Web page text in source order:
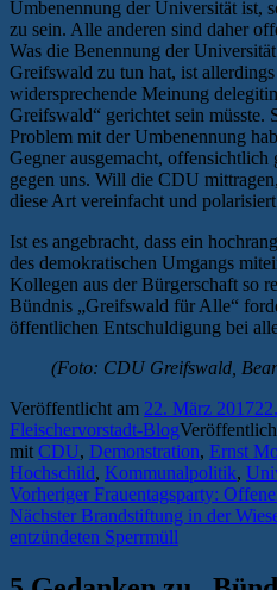
Umbenennung der Universität ist,
zu sein. Alle anderen sind daher
Was die Benennung der
Greifswald zu tun hat, ist
widersprechende Meinung
Greifswald“ gerichtet sein müsste.
Problem mit der Umbenennung
Gegner ausgemacht,
gegen uns. Will die CDU
diese Art vereinfacht und
Ist es angebracht, dass ein
des demokratischen Umgangs
Kollegen aus der Bürgerschaft so
Bündnis „Greifswald für Alle“
öffentlichen Entschuldigung bei
(Foto: CDU Greifswald,
Veröffentlicht am 22. März 2017
Fleischervorstadt-Blog
mit CDU, Demonstration, Ernst
Hochschild, Kommunalpolitik,
Beitragsnavigation
Vorheriger Vorheriger
Beitrag:
Frauentagsparty:
Nächster Nächster
Beitrag:
Brandstiftung in der
entzündeten Sperrmüll